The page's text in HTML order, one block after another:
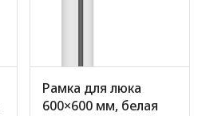
Рамка для люка
600×600 мм, белая